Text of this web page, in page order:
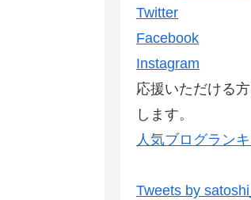
Twitter
Facebook
Instagram
応援いただける
します。
人気ブログラン
Tweets by